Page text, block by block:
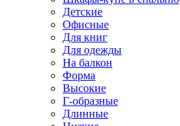
Детские
Офисные
Для книг
Для одежды
На балкон
Форма
Высокие
Г-образные
Длинные